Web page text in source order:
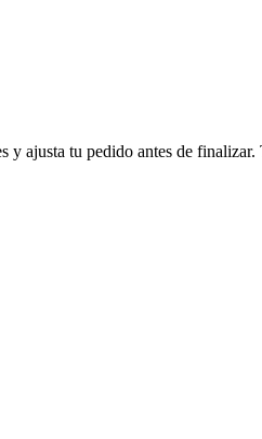
ajusta tu pedido antes de